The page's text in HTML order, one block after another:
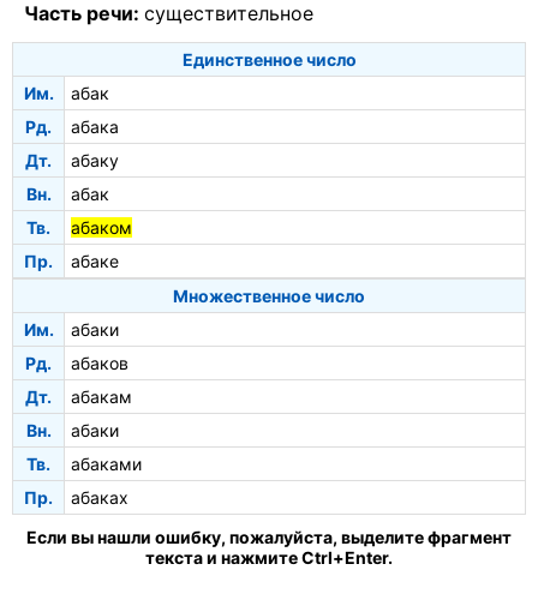
Часть речи: существительное
Единственное число
Им.
абак
Рд.
абака
Дт.
абаку
Вн.
абак
Тв.
абаком
Пр.
абаке
Множественное число
Им.
абаки
Рд.
абаков
Дт.
абакам
Вн.
абаки
Тв.
абаками
Пр.
абаках
Если вы нашли ошибку, пожалуйста, выделите фрагмент
текста и нажмите Ctrl+Enter.